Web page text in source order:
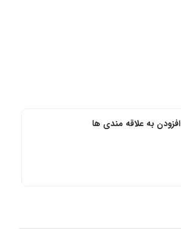
افزودن به علاقه مندی ها